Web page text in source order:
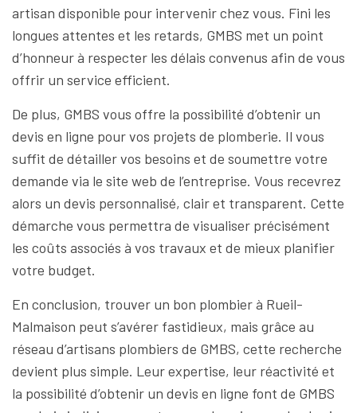
artisan disponible pour intervenir chez vous. Fini les
longues attentes et les retards, GMBS met un point
d’honneur à respecter les délais convenus afin de vous
offrir un service efficient.
De plus, GMBS vous offre la possibilité d’obtenir un
devis en ligne pour vos projets de plomberie. Il vous
suffit de détailler vos besoins et de soumettre votre
demande via le site web de l’entreprise. Vous recevrez
alors un devis personnalisé, clair et transparent. Cette
démarche vous permettra de visualiser précisément
les coûts associés à vos travaux et de mieux planifier
votre budget.
En conclusion, trouver un bon plombier à Rueil-
Malmaison peut s’avérer fastidieux, mais grâce au
réseau d’artisans plombiers de GMBS, cette recherche
devient plus simple. Leur expertise, leur réactivité et
la possibilité d’obtenir un devis en ligne font de GMBS